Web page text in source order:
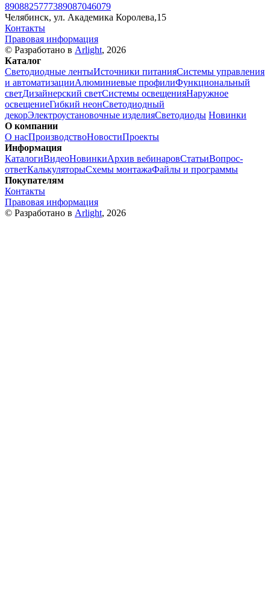
8908825777389087046079
Челябинск, ул. Академика Королева,15
Контакты
Правовая информация
© Разработано в Arlight, 2026
Каталог
Светодиодные лентыИсточники питанияСистемы управления
и автоматизацииАлюминиевые профилиФункциональный
светДизайнерский светСистемы освещенияНаружное
освещениеГибкий неонСветодиодный
декорЭлектроустановочные изделияСветодиоды Новинки
О компании
О насПроизводствоНовостиПроекты
Информация
КаталогиВидеоНовинкиАрхив вебинаровСтатьиВопрос-
ответКалькуляторыСхемы монтажаФайлы и программы
Покупателям
Контакты
Правовая информация
© Разработано в Arlight, 2026